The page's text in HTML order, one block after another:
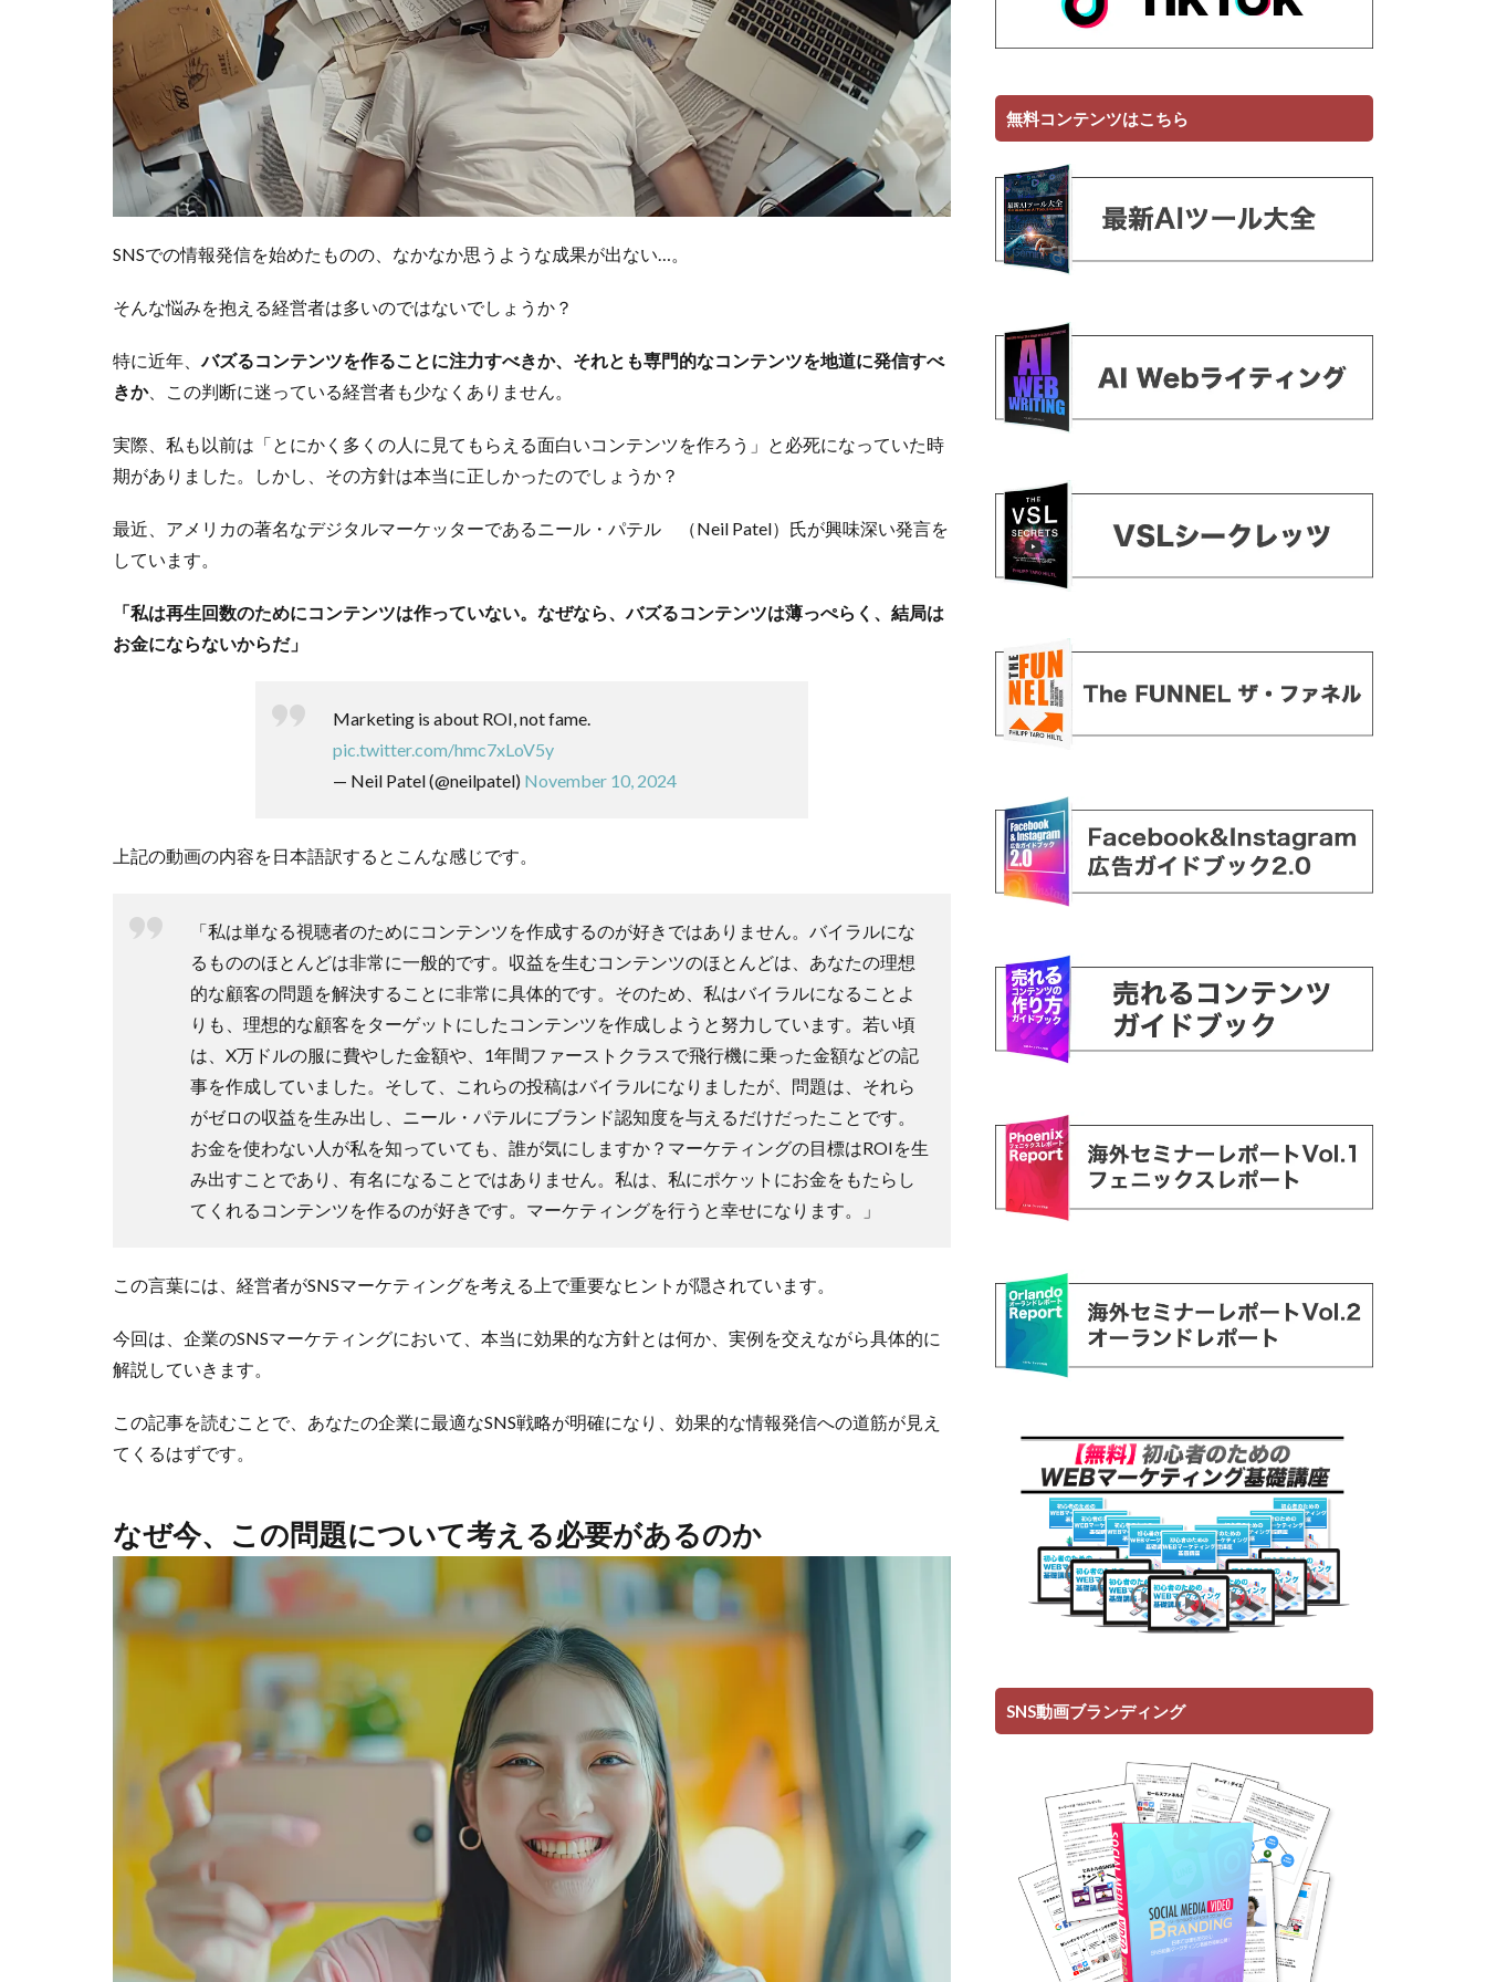
SNSでの情報発信を始めたものの、なかなか思うような成果が出ない…。
そんな悩みを抱える経営者は多いのではないでしょうか？
特に近年、バズるコンテンツを作ることに注力すべきか、それとも専門的なコンテンツを地道に発信すべ
きか、この判断に迷っている経営者も少なくありません。
実際、私も以前は「とにかく多くの人に見てもらえる面白いコンテンツを作ろう」と必死になっていた時
期がありました。しかし、その方針は本当に正しかったのでしょうか？
最近、アメリカの著名なデジタルマーケッターであるニール・パテル （Neil Patel）氏が興味深い発言を
しています。
「私は再生回数のためにコンテンツは作っていない。なぜなら、バズるコンテンツは薄っぺらく、結局は
お金にならないからだ」
Marketing is about ROI, not fame.
pic.twitter.com/hmc7xLoV5y
— Neil Patel (@neilpatel) November 10, 2024
上記の動画の内容を日本語訳するとこんな感じです。
「私は単なる視聴者のためにコンテンツを作成するのが好きではありません。バイラルにな
るもののほとんどは非常に一般的です。収益を生むコンテンツのほとんどは、あなたの理想
的な顧客の問題を解決することに非常に具体的です。そのため、私はバイラルになることよ
りも、理想的な顧客をターゲットにしたコンテンツを作成しようと努力しています。若い頃
は、X万ドルの服に費やした金額や、1年間ファーストクラスで飛行機に乗った金額などの記
事を作成していました。そして、これらの投稿はバイラルになりましたが、問題は、それら
がゼロの収益を生み出し、ニール・パテルにブランド認知度を与えるだけだったことです。
お金を使わない人が私を知っていても、誰が気にしますか？マーケティングの目標はROIを生
み出すことであり、有名になることではありません。私は、私にポケットにお金をもたらし
てくれるコンテンツを作るのが好きです。マーケティングを行うと幸せになります。」
この言葉には、経営者がSNSマーケティングを考える上で重要なヒントが隠されています。
今回は、企業のSNSマーケティングにおいて、本当に効果的な方針とは何か、実例を交えながら具体的に
解説していきます。
この記事を読むことで、あなたの企業に最適なSNS戦略が明確になり、効果的な情報発信への道筋が見え
てくるはずです。
なぜ今、この問題について考える必要があるのか
無料コンテンツはこちら
SNS動画ブランディング